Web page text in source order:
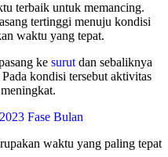
terbaik untuk memancing.
tertinggi menuju kondisi
waktu yang tepat.
ke surut dan sebaliknya
kondisi tersebut aktivitas
Fase Bulan
waktu yang paling tepat